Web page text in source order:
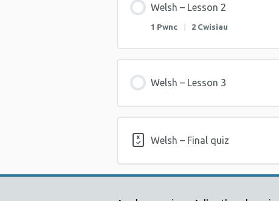
Welsh – Lesson 2
1 Pwnc 2 Cwisiau
Welsh – Lesson 3
Welsh – Final quiz